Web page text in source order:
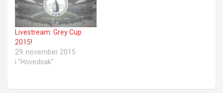
Livestream: Grey Cup
2015!
29. november 2015
i "Hovedsak"